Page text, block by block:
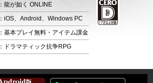
：龍が如く ONLINE
：iOS、Android、Windows PC
：基本プレイ無料・アイテム課金
：ドラマティック抗争RPG